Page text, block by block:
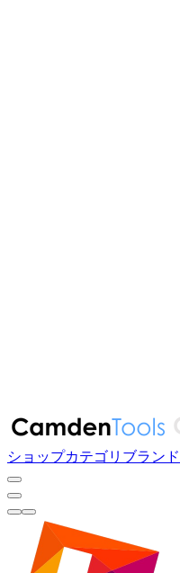
ショップカテゴリ ブランド